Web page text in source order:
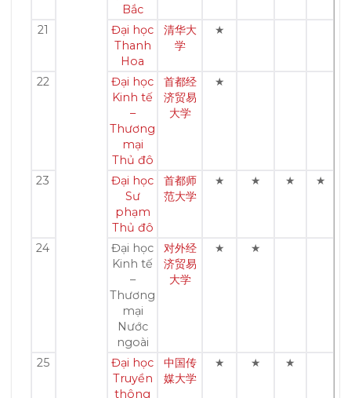
Bắc
21
Đại học
Thanh
Hoa
清华大
学
★
22
Đại học
Kinh tế
–
Thương
mại
Thủ đô
首都经
济贸易
大学
★
23
Đại học
Sư
phạm
Thủ đô
首都师
范大学
★ ★ ★ ★
24
Đại học
Kinh tế
–
Thương
mại
Nước
ngoài
对外经
济贸易
大学
★ ★
25
Đại học
Truyền
thông
中国传
媒大学
★ ★ ★